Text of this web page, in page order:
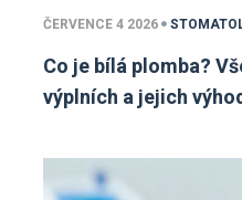
ČERVENCE 4 2026
Co je bílá plomba?
výplních a jejich